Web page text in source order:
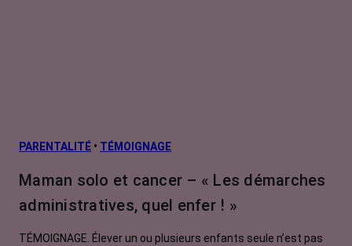
PARENTALITÉ • TÉMOIGNAGE
Maman solo et cancer – « Les démarches
administratives, quel enfer ! »
TÉMOIGNAGE. Élever un ou plusieurs enfants seule n’est pas